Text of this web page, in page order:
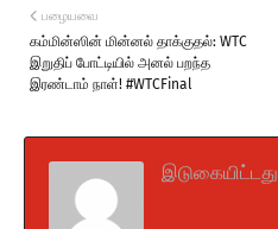
பழையவை
கம்மின்ஸின் மின்னல் தாக்குதல்: WTC
இறுதிப் போட்டியில் அனல் பறந்த
இரண்டாம் நாள்! #WTCFinal
இடுகையிட்டது